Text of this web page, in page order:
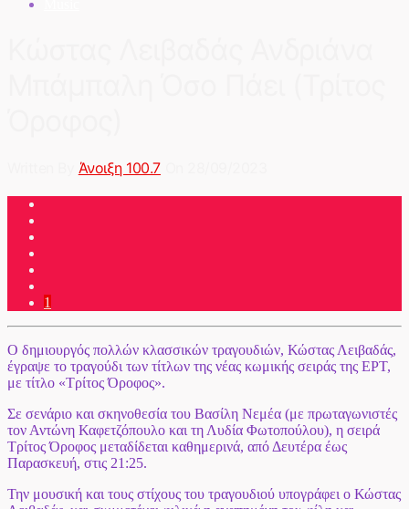
Άνοιξη 100.7On 28/09/2023
1
Ο δημιουργός πολλών κλασσικών τραγουδιών, Κώστας Λειβαδάς,
έγραψε το τραγούδι των τίτλων της νέας κωμικής σειράς της ΕΡΤ,
με τίτλο «Τρίτος Όροφος».
Σε σενάριο και σκηνοθεσία του Βασίλη Νεμέα (με πρωταγωνιστές
τον Αντώνη Καφετζόπουλο και τη Λυδία Φωτοπούλου), η σειρά
Τρίτος Όροφος μεταδίδεται καθημερινά, από Δευτέρα έως
Παρασκευή, στις 21:25.
Την μουσική και τους στίχους του τραγουδιού υπογράφει ο Κώστας